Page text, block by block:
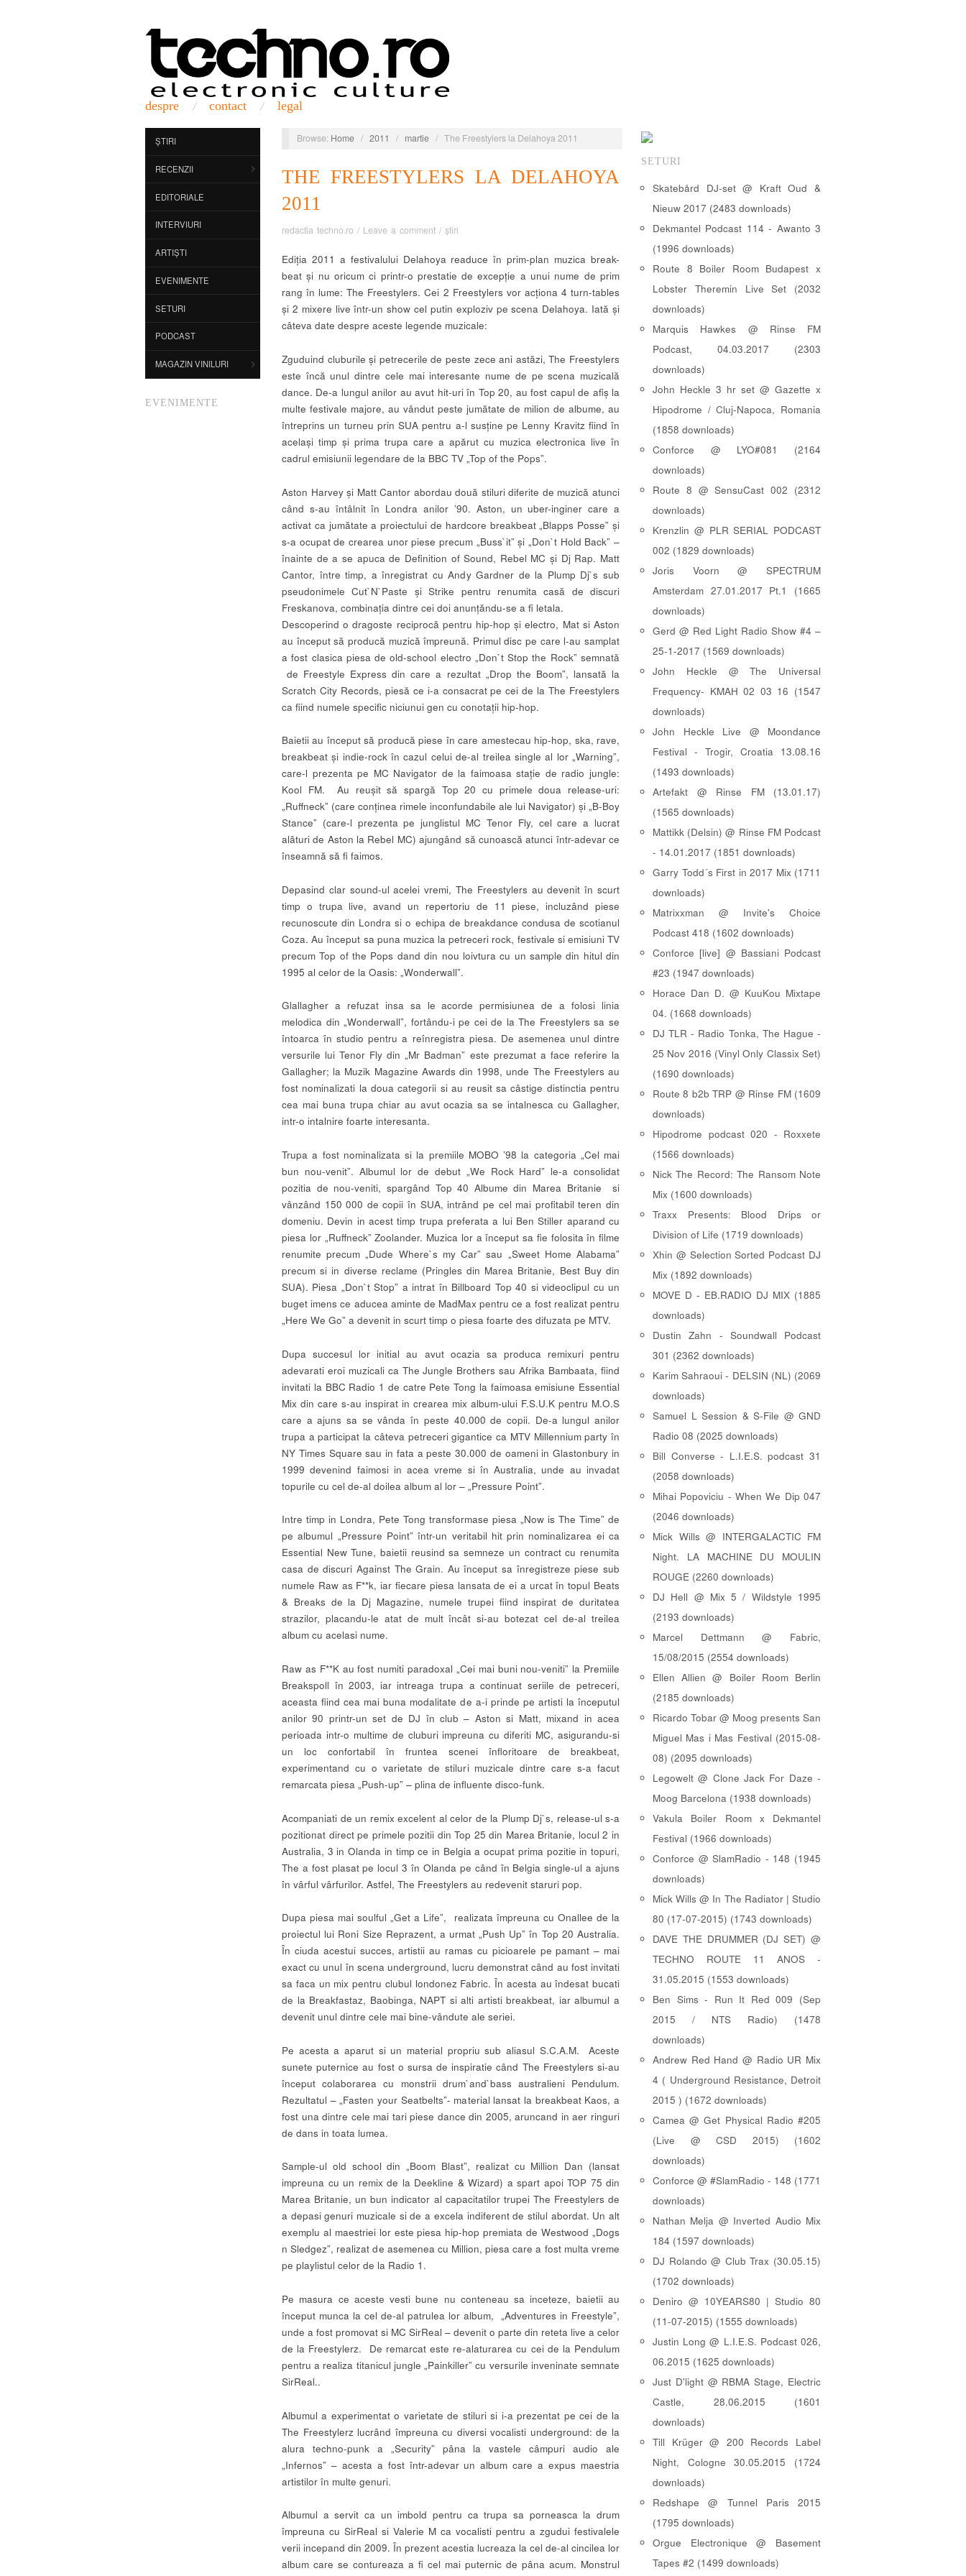
despre contact legal
ȘTIRI
RECENZII
EDITORIALE
INTERVIURI
ARTIȘTI
EVENIMENTE
SETURI
PODCAST
MAGAZIN VINILURI
EVENIMENTE
Browse: Home / 2011 / martie / The Freestylers la Delahoya 2011
THE FREESTYLERS LA DELAHOYA
2011
redactia techno.ro / Leave a comment / știri
Ediția 2011 a festivalului Delahoya readuce în prim-plan muzica break-
beat și nu oricum ci printr-o prestatie de excepție a unui nume de prim
rang în lume: The Freestylers. Cei 2 Freestylers vor acționa 4 turn-tables
și 2 mixere live într-un show cel putin exploziv pe scena Delahoya. Iată și
câteva date despre aceste legende muzicale:
Zguduind cluburile și petrecerile de peste zece ani astăzi, The Freestylers
este încă unul dintre cele mai interesante nume de pe scena muzicală
dance. De-a lungul anilor au avut hit-uri în Top 20, au fost capul de afiș la
multe festivale majore, au vândut peste jumătate de milion de albume, au
întreprins un turneu prin SUA pentru a-l susține pe Lenny Kravitz fiind în
același timp și prima trupa care a apărut cu muzica electronica live în
cadrul emisiunii legendare de la BBC TV „Top of the Pops”.
Aston Harvey și Matt Cantor abordau două stiluri diferite de muzică atunci
când s-au întâlnit în Londra anilor ’90. Aston, un uber-inginer care a
activat ca jumătate a proiectului de hardcore breakbeat „Blapps Posse” și
s-a ocupat de crearea unor piese precum „Buss`it” și „Don`t Hold Back” –
înainte de a se apuca de Definition of Sound, Rebel MC și Dj Rap. Matt
Cantor, între timp, a înregistrat cu Andy Gardner de la Plump Dj`s sub
pseudonimele Cut`N`Paste și Strike pentru renumita casă de discuri
Freskanova, combinația dintre cei doi anunțăndu-se a fi letala.
Descoperind o dragoste reciprocă pentru hip-hop și electro, Mat si Aston
au început să producă muzică împreună. Primul disc pe care l-au samplat
a fost clasica piesa de old-school electro „Don`t Stop the Rock” semnată
de Freestyle Express din care a rezultat „Drop the Boom”, lansată la
Scratch City Records, piesă ce i-a consacrat pe cei de la The Freestylers
ca fiind numele specific niciunui gen cu conotații hip-hop.
Baietii au început să producă piese în care amestecau hip-hop, ska, rave,
breakbeat și indie-rock în cazul celui de-al treilea single al lor „Warning”,
care-l prezenta pe MC Navigator de la faimoasa stație de radio jungle:
Kool FM. Au reușit să spargă Top 20 cu primele doua release-uri:
„Ruffneck” (care conținea rimele inconfundabile ale lui Navigator) și „B-Boy
Stance” (care-l prezenta pe junglistul MC Tenor Fly, cel care a lucrat
alături de Aston la Rebel MC) ajungând să cunoască atunci într-adevar ce
înseamnă să fi faimos.
Depasind clar sound-ul acelei vremi, The Freestylers au devenit în scurt
timp o trupa live, avand un repertoriu de 11 piese, incluzând piese
recunoscute din Londra si o echipa de breakdance condusa de scotianul
Coza. Au început sa puna muzica la petreceri rock, festivale si emisiuni TV
precum Top of the Pops dand din nou loivtura cu un sample din hitul din
1995 al celor de la Oasis: „Wonderwall”.
Glallagher a refuzat insa sa le acorde permisiunea de a folosi linia
melodica din „Wonderwall”, fortându-i pe cei de la The Freestylers sa se
întoarca în studio pentru a reînregistra piesa. De asemenea unul dintre
versurile lui Tenor Fly din „Mr Badman” este prezumat a face referire la
Gallagher; la Muzik Magazine Awards din 1998, unde The Freestylers au
fost nominalizati la doua categorii si au reusit sa câstige distinctia pentru
cea mai buna trupa chiar au avut ocazia sa se intalnesca cu Gallagher,
intr-o intalnire foarte interesanta.
Trupa a fost nominalizata si la premiile MOBO ’98 la categoria „Cel mai
bun nou-venit”. Albumul lor de debut „We Rock Hard” le-a consolidat
pozitia de nou-veniti, spargând Top 40 Albume din Marea Britanie si
vânzând 150 000 de copii în SUA, intrând pe cel mai profitabil teren din
domeniu. Devin in acest timp trupa preferata a lui Ben Stiller aparand cu
piesa lor „Ruffneck” Zoolander. Muzica lor a început sa fie folosita în filme
renumite precum „Dude Where`s my Car” sau „Sweet Home Alabama”
precum si in diverse reclame (Pringles din Marea Britanie, Best Buy din
SUA). Piesa „Don`t Stop” a intrat în Billboard Top 40 si videoclipul cu un
buget imens ce aducea aminte de MadMax pentru ce a fost realizat pentru
„Here We Go” a devenit in scurt timp o piesa foarte des difuzata pe MTV.
Dupa succesul lor initial au avut ocazia sa produca remixuri pentru
adevarati eroi muzicali ca The Jungle Brothers sau Afrika Bambaata, fiind
invitati la BBC Radio 1 de catre Pete Tong la faimoasa emisiune Essential
Mix din care s-au inspirat in crearea mix album-ului F.S.U.K pentru M.O.S
care a ajuns sa se vânda în peste 40.000 de copii. De-a lungul anilor
trupa a participat la câteva petreceri gigantice ca MTV Millennium party în
NY Times Square sau in fata a peste 30.000 de oameni in Glastonbury in
1999 devenind faimosi in acea vreme si în Australia, unde au invadat
topurile cu cel de-al doilea album al lor – „Pressure Point”.
Intre timp in Londra, Pete Tong transformase piesa „Now is The Time” de
pe albumul „Pressure Point” într-un veritabil hit prin nominalizarea ei ca
Essential New Tune, baietii reusind sa semneze un contract cu renumita
casa de discuri Against The Grain. Au început sa înregistreze piese sub
numele Raw as F**k, iar fiecare piesa lansata de ei a urcat în topul Beats
& Breaks de la Dj Magazine, numele trupei fiind inspirat de duritatea
strazilor, placandu-le atat de mult încât si-au botezat cel de-al treilea
album cu acelasi nume.
Raw as F**K au fost numiti paradoxal „Cei mai buni nou-veniti” la Premiile
Breakspoll în 2003, iar intreaga trupa a continuat seriile de petreceri,
aceasta fiind cea mai buna modalitate de a-i prinde pe artisti la începutul
anilor 90 printr-un set de DJ în club – Aston si Matt, mixand in acea
perioada intr-o multime de cluburi impreuna cu diferiti MC, asigurandu-si
un loc confortabil în fruntea scenei înfloritoare de breakbeat,
experimentand cu o varietate de stiluri muzicale dintre care s-a facut
remarcata piesa „Push-up” – plina de influente disco-funk.
Acompaniati de un remix excelent al celor de la Plump Dj`s, release-ul s-a
pozitionat direct pe primele pozitii din Top 25 din Marea Britanie, locul 2 in
Australia, 3 in Olanda in timp ce in Belgia a ocupat prima pozitie in topuri,
The a fost plasat pe locul 3 în Olanda pe când în Belgia single-ul a ajuns
în vârful vârfurilor. Astfel, The Freestylers au redevenit staruri pop.
Dupa piesa mai soulful „Get a Life”, realizata împreuna cu Onallee de la
proiectul lui Roni Size Reprazent, a urmat „Push Up” în Top 20 Australia.
În ciuda acestui succes, artistii au ramas cu picioarele pe pamant – mai
exact cu unul în scena underground, lucru demonstrat când au fost invitati
sa faca un mix pentru clubul londonez Fabric. În acesta au îndesat bucati
de la Breakfastaz, Baobinga, NAPT si alti artisti breakbeat, iar albumul a
devenit unul dintre cele mai bine-vândute ale seriei.
Pe acesta a aparut si un material propriu sub aliasul S.C.A.M. Aceste
sunete puternice au fost o sursa de inspiratie când The Freestylers si-au
început colaborarea cu monstrii drum`and`bass australieni Pendulum.
Rezultatul – „Fasten your Seatbelts”- material lansat la breakbeat Kaos, a
fost una dintre cele mai tari piese dance din 2005, aruncand in aer ringuri
de dans in toata lumea.
Sample-ul old school din „Boom Blast”, realizat cu Million Dan (lansat
impreuna cu un remix de la Deekline & Wizard) a spart apoi TOP 75 din
Marea Britanie, un bun indicator al capacitatilor trupei The Freestylers de
a depasi genuri muzicale si de a excela indiferent de stilul abordat. Un alt
exemplu al maestriei lor este piesa hip-hop premiata de Westwood „Dogs
n Sledgez”, realizat de asemenea cu Million, piesa care a fost multa vreme
pe playlistul celor de la Radio 1.
Pe masura ce aceste vesti bune nu conteneau sa inceteze, baietii au
început munca la cel de-al patrulea lor album, „Adventures in Freestyle”,
unde a fost promovat si MC SirReal – devenit o parte din reteta live a celor
de la Freestylerz. De remarcat este re-alaturarea cu cei de la Pendulum
pentru a realiza titanicul jungle „Painkiller” cu versurile inveninate semnate
SirReal..
Albumul a experimentat o varietate de stiluri si i-a prezentat pe cei de la
The Freestylerz lucrând împreuna cu diversi vocalisti underground: de la
alura techno-punk a „Security” pâna la vastele câmpuri audio ale
„Infernos” – acesta a fost într-adevar un album care a expus maestria
artistilor în multe genuri.
Albumul a servit ca un imbold pentru ca trupa sa porneasca la drum
împreuna cu SirReal si Valerie M ca vocalisti pentru a zgudui festivalele
verii incepand din 2009. În prezent acestia lucreaza la cel de-al cincilea lor
album care se contureaza a fi cel mai puternic de pâna acum. Monstrul
SETURI
Skatebård DJ-set @ Kraft Oud &
Nieuw 2017 (2483 downloads)
Dekmantel Podcast 114 - Awanto 3
(1996 downloads)
Route 8 Boiler Room Budapest x
Lobster Theremin Live Set (2032
downloads)
Marquis Hawkes @ Rinse FM
Podcast, 04.03.2017 (2303
downloads)
John Heckle 3 hr set @ Gazette x
Hipodrome / Cluj-Napoca, Romania
(1858 downloads)
Conforce @ LYO#081 (2164
downloads)
Route 8 @ SensuCast 002 (2312
downloads)
Krenzlin @ PLR SERIAL PODCAST
002 (1829 downloads)
Joris Voorn @ SPECTRUM
Amsterdam 27.01.2017 Pt.1 (1665
downloads)
Gerd @ Red Light Radio Show #4 –
25-1-2017 (1569 downloads)
John Heckle @ The Universal
Frequency- KMAH 02 03 16 (1547
downloads)
John Heckle Live @ Moondance
Festival - Trogir, Croatia 13.08.16
(1493 downloads)
Artefakt @ Rinse FM (13.01.17)
(1565 downloads)
Mattikk (Delsin) @ Rinse FM Podcast
- 14.01.2017 (1851 downloads)
Garry Todd´s First in 2017 Mix (1711
downloads)
Matrixxman @ Invite's Choice
Podcast 418 (1602 downloads)
Conforce [live] @ Bassiani Podcast
#23 (1947 downloads)
Horace Dan D. @ KuuKou Mixtape
04. (1668 downloads)
DJ TLR - Radio Tonka, The Hague -
25 Nov 2016 (Vinyl Only Classix Set)
(1690 downloads)
Route 8 b2b TRP @ Rinse FM (1609
downloads)
Hipodrome podcast 020 - Roxxete
(1566 downloads)
Nick The Record: The Ransom Note
Mix (1600 downloads)
Traxx Presents: Blood Drips or
Division of Life (1719 downloads)
Xhin @ Selection Sorted Podcast DJ
Mix (1892 downloads)
MOVE D - EB.RADIO DJ MIX (1885
downloads)
Dustin Zahn - Soundwall Podcast
301 (2362 downloads)
Karim Sahraoui - DELSIN (NL) (2069
downloads)
Samuel L Session & S-File @ GND
Radio 08 (2025 downloads)
Bill Converse - L.I.E.S. podcast 31
(2058 downloads)
Mihai Popoviciu - When We Dip 047
(2046 downloads)
Mick Wills @ INTERGALACTIC FM
Night. LA MACHINE DU MOULIN
ROUGE (2260 downloads)
DJ Hell @ Mix 5 / Wildstyle 1995
(2193 downloads)
Marcel Dettmann @ Fabric,
15/08/2015 (2554 downloads)
Ellen Allien @ Boiler Room Berlin
(2185 downloads)
Ricardo Tobar @ Moog presents San
Miguel Mas i Mas Festival (2015-08-
08) (2095 downloads)
Legowelt @ Clone Jack For Daze -
Moog Barcelona (1938 downloads)
Vakula Boiler Room x Dekmantel
Festival (1966 downloads)
Conforce @ SlamRadio - 148 (1945
downloads)
Mick Wills @ In The Radiator | Studio
80 (17-07-2015) (1743 downloads)
DAVE THE DRUMMER (DJ SET) @
TECHNO ROUTE 11 ANOS -
31.05.2015 (1553 downloads)
Ben Sims - Run It Red 009 (Sep
2015 / NTS Radio) (1478
downloads)
Andrew Red Hand @ Radio UR Mix
4 ( Underground Resistance, Detroit
2015 ) (1672 downloads)
Camea @ Get Physical Radio #205
(Live @ CSD 2015) (1602
downloads)
Conforce @ #SlamRadio - 148 (1771
downloads)
Nathan Melja @ Inverted Audio Mix
184 (1597 downloads)
DJ Rolando @ Club Trax (30.05.15)
(1702 downloads)
Deniro @ 10YEARS80 | Studio 80
(11-07-2015) (1555 downloads)
Justin Long @ L.I.E.S. Podcast 026,
06.2015 (1625 downloads)
Just D'light @ RBMA Stage, Electric
Castle, 28.06.2015 (1601
downloads)
Till Krüger @ 200 Records Label
Night, Cologne 30.05.2015 (1724
downloads)
Redshape @ Tunnel Paris 2015
(1795 downloads)
Orgue Electronique @ Basement
Tapes #2 (1499 downloads)